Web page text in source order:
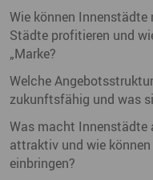
Wie können Innenstädte
Städte profitieren und
„Marke?
Welche
zukunftsfähig und was
Was macht Innenstädte
attraktiv und wie
einbringen?